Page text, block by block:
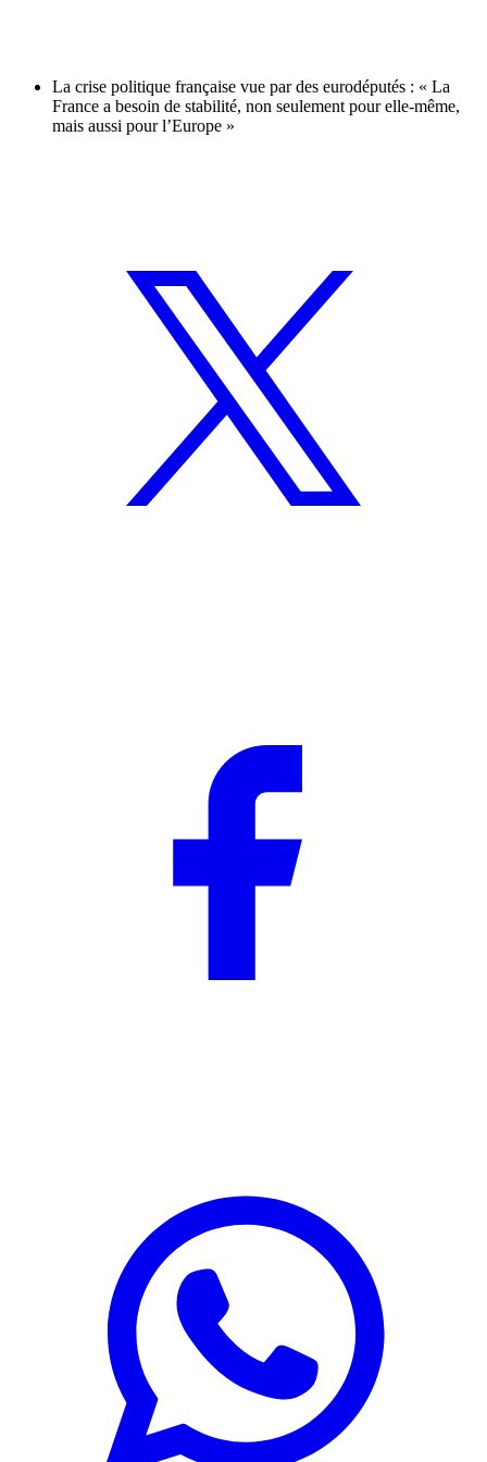
La crise politique française vue par des eurodéputés : « La
France a besoin de stabilité, non seulement pour elle-même,
mais aussi pour l’Europe »